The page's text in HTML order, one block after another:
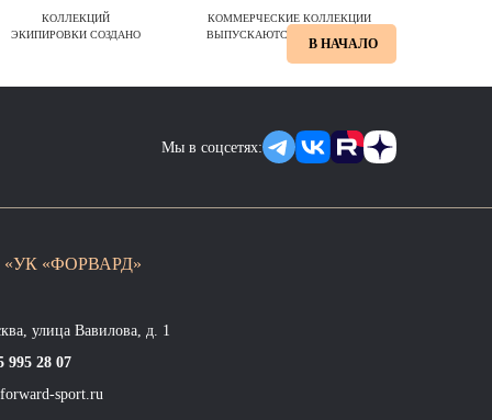
КОЛЛЕКЦИЙ
ЭКИПИРОВКИ СОЗДАНО
КОММЕРЧЕСКИЕ КОЛЛЕКЦИИ
ВЫПУСКАЮТСЯ ЕЖЕСЕЗОННО
В НАЧАЛО
Мы в соцсетях:
«ФОРВАРД»
улица Вавилова, д. 1
995 28 07
sport.ru